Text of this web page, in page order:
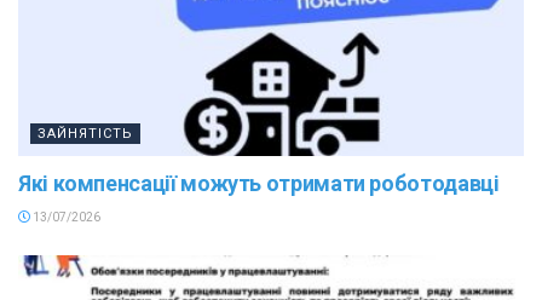
ЗАЙНЯТІСТЬ
Які компенсації можуть отримати роботодавці
13/07/2026